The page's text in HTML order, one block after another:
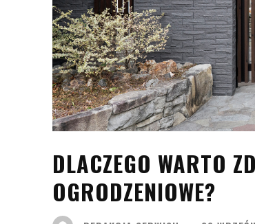
DLACZEGO WARTO
OGRODZENIOWE?